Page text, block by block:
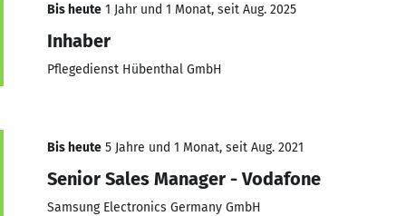
Bis heute 1 Jahr und 1 Monat, seit Aug. 2025
Inhaber
Pflegedienst Hübenthal GmbH
Bis heute 5 Jahre und 1 Monat, seit Aug. 2021
Senior Sales Manager - Vodafone
Samsung Electronics Germany GmbH